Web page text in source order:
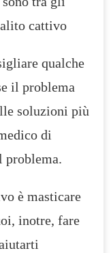
cattivo
qualche
il problema
soluzioni più
di
problema.
è masticare
inotre, fare